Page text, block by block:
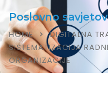
Poslovno
HOME
DIGITALNA
SISTEMATIZACIJA
ORGANIZACIJE